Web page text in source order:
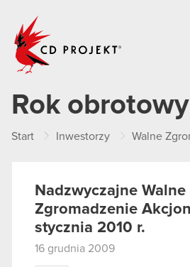
Rok
Start Inwestorzy Walne
Nadzwyczajne Walne
Zgromadzenie
stycznia 2010 r.
16 grudnia 2009